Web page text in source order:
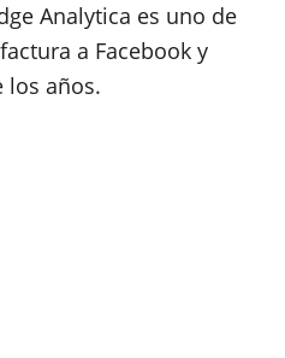
Analytica es uno de
a Facebook y
los años.